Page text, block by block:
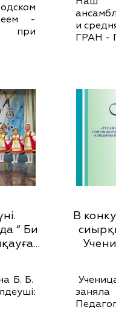
-
при
и
ГРАН -
“ Би
Б. Б.
В